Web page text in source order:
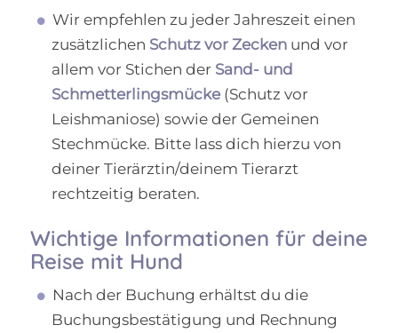
Wir empfehlen zu jeder Jahreszeit einen
zusätzlichen Schutz vor Zeckenund vor
allem vor Stichen der Sand- und
Schmetterlingsmücke(Schutz vor
Leishmaniose) sowie der Gemeinen
Stechmücke. Bitte lass dich hierzu von
deiner Tierärztin/deinem Tierarzt
rechtzeitig beraten.
Wichtige Informationen für deine
Reise mit Hund
Nach der Buchung erhältst du die
Buchungsbestätigung und Rechnung